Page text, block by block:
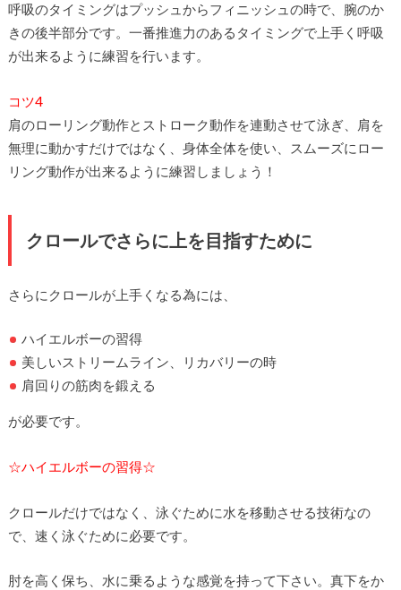
呼吸のタイミングはプッシュからフィニッシュの時で、腕のか
きの後半部分です。一番推進力のあるタイミングで上手く呼吸
が出来るように練習を行います。
コツ4
肩のローリング動作とストローク動作を連動させて泳ぎ、肩を
無理に動かすだけではなく、身体全体を使い、スムーズにロー
リング動作が出来るように練習しましょう！
クロールでさらに上を目指すために
さらにクロールが上手くなる為には、
ハイエルボーの習得
美しいストリームライン、リカバリーの時
肩回りの筋肉を鍛える
が必要です。
☆ハイエルボーの習得☆
クロールだけではなく、泳ぐために水を移動させる技術なの
で、速く泳ぐために必要です。
肘を高く保ち、水に乗るような感覚を持って下さい。真下をか